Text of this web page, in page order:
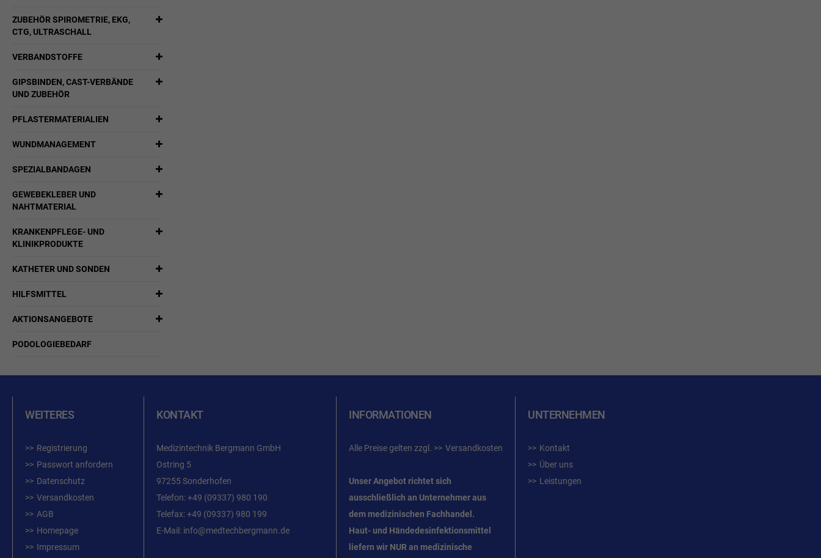
ZUBEHÖR SPIROMETRIE, EKG,
CTG, ULTRASCHALL
VERBANDSTOFFE
GIPSBINDEN, CAST-VERBÄNDE
UND ZUBEHÖR
PFLASTERMATERIALIEN
WUNDMANAGEMENT
SPEZIALBANDAGEN
GEWEBEKLEBER UND
NAHTMATERIAL
KRANKENPFLEGE- UND
KLINIKPRODUKTE
KATHETER UND SONDEN
HILFSMITTEL
AKTIONSANGEBOTE
PODOLOGIEBEDARF
WEITERES
Registrierung
Passwort anfordern
Datenschutz
Versandkosten
AGB
Homepage
Impressum
KONTAKT
Medizintechnik Bergmann GmbH
Ostring 5
97255 Sonderhofen
Telefon:+49 (09337) 980 190
Telefax: +49 (09337) 980 199
E-Mail: info@medtechbergmann.de
INFORMATIONEN
Alle Preise gelten zzgl. Versandkosten
Unser Angebot richtet sich
ausschließlich an Unternehmeraus
dem medizinischen Fachhandel.
Haut- und Händedesinfektionsmittel
liefern wir NUR an medizinische
UNTERNEHMEN
Kontakt
Über uns
Leistungen